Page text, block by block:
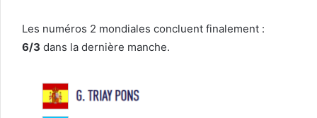
Les numéros 2 mondiales concluent finalement :
6/3 dans la dernière manche.